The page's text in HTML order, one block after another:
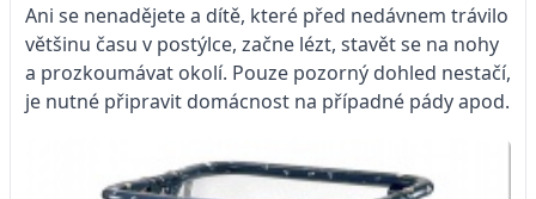
Ani se nenadějete a dítě, které před nedávnem trávilo
většinu času v postýlce, začne lézt, stavět se na nohy
a prozkoumávat okolí. Pouze pozorný dohled nestačí,
je nutné připravit domácnost na případné pády apod.